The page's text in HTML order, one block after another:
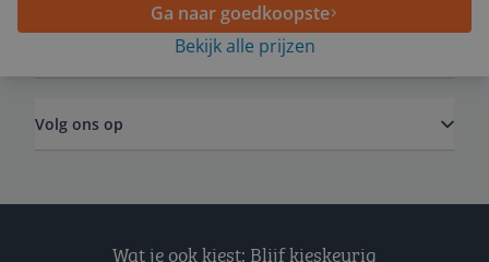
Ga naar goedkoopste
Bekijk alle prijzen
Volg ons op
Wat je ook kiest: Blijf kieskeurig